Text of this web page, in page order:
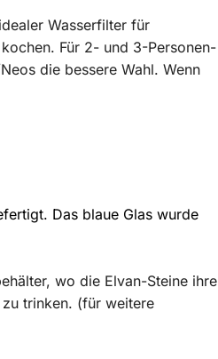
Wasserfilter für
Für 2- und 3-Personen-
die bessere Wahl. Wenn
Das blaue Glas wurde
wo die Elvan-Steine ihre
trinken. (für weitere